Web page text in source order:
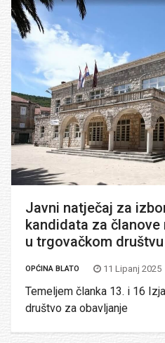
Javni natječaj za
kandidata za
u trgovačkom društvu
OPĆINA BLATO 11 Lipanj 2025
Temeljem članka 13. i 16
društvo za obavljanje